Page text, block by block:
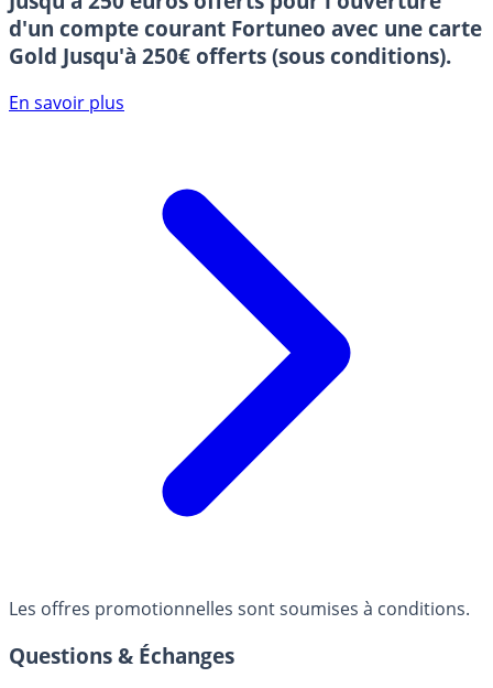
d'un compte courant Fortuneo avec une carte
Gold Jusqu'à 250€ offerts (sous conditions).
En savoir plus
Les offres promotionnelles sont soumises à conditions.
Questions & Échanges